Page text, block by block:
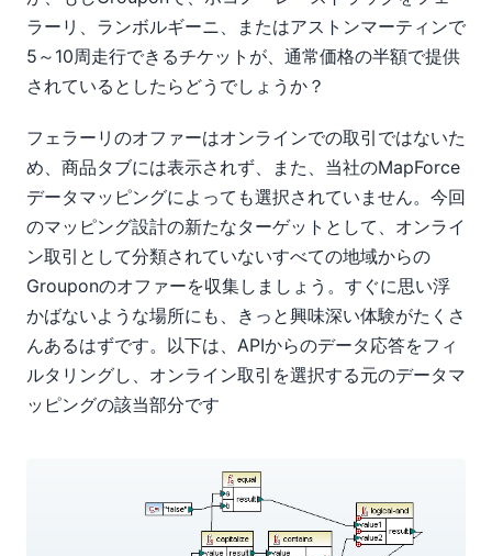
ラーリ、ランボルギーニ、またはアストンマーティンで
5～10周走行できるチケットが、通常価格の半額で提供
されているとしたらどうでしょうか？
フェラーリのオファーはオンラインでの取引ではないた
め、商品タブには表示されず、また、当社のMapForce
データマッピングによっても選択されていません。今回
のマッピング設計の新たなターゲットとして、オンライ
ン取引として分類されていないすべての地域からの
Grouponのオファーを収集しましょう。すぐに思い浮
かばないような場所にも、きっと興味深い体験がたくさ
んあるはずです。以下は、APIからのデータ応答をフィ
ルタリングし、オンライン取引を選択する元のデータマ
ッピングの該当部分です